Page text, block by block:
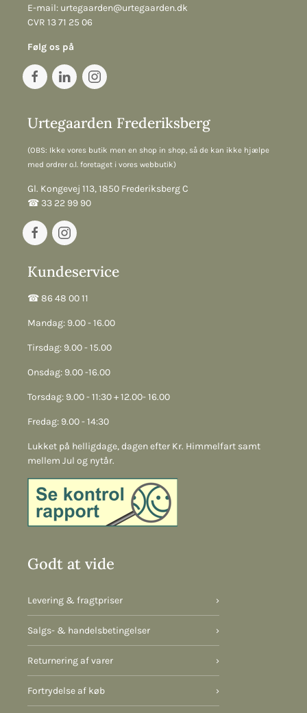
E-mail: urtegaarden@urtegaarden.dk
CVR 13 71 25 06
Følg os på
Urtegaarden Frederiksberg
(OBS: Ikke vores butik men en shop in shop, så de kan ikke hjælpe
med ordrer o.l. foretaget i vores webbutik)
Gl. Kongevej 113, 1850 Frederiksberg C
☎︎ 33 22 99 90
Kundeservice
☎︎ 86 48 00 11
Mandag: 9.00 - 16.00
Tirsdag: 9.00 - 15.00
Onsdag: 9.00 -16.00
Torsdag: 9.00 - 11:30 + 12.00- 16.00
Fredag: 9.00 - 14:30
Lukket på helligdage, dagen efter Kr. Himmelfart samt
mellem Jul og nytår.
Godt at vide
Levering & fragtpriser ›
Salgs- & handelsbetingelser ›
Returnering af varer ›
Fortrydelse af køb ›